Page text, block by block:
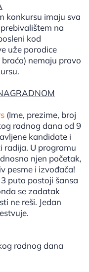
konkursu imaju sva
na
kod
uže porodice
nemaju pravo
(Ime, prezime, broj
radnog dana od 9
kandidate i
radija. U programu
njen početak,
pesme i izvođača!
puta postoji šansa
se zadatak
ne reši. Jedan
radnog dana